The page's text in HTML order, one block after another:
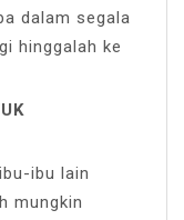
dalam segala
hinggalah ke
ibu lain
mungkin